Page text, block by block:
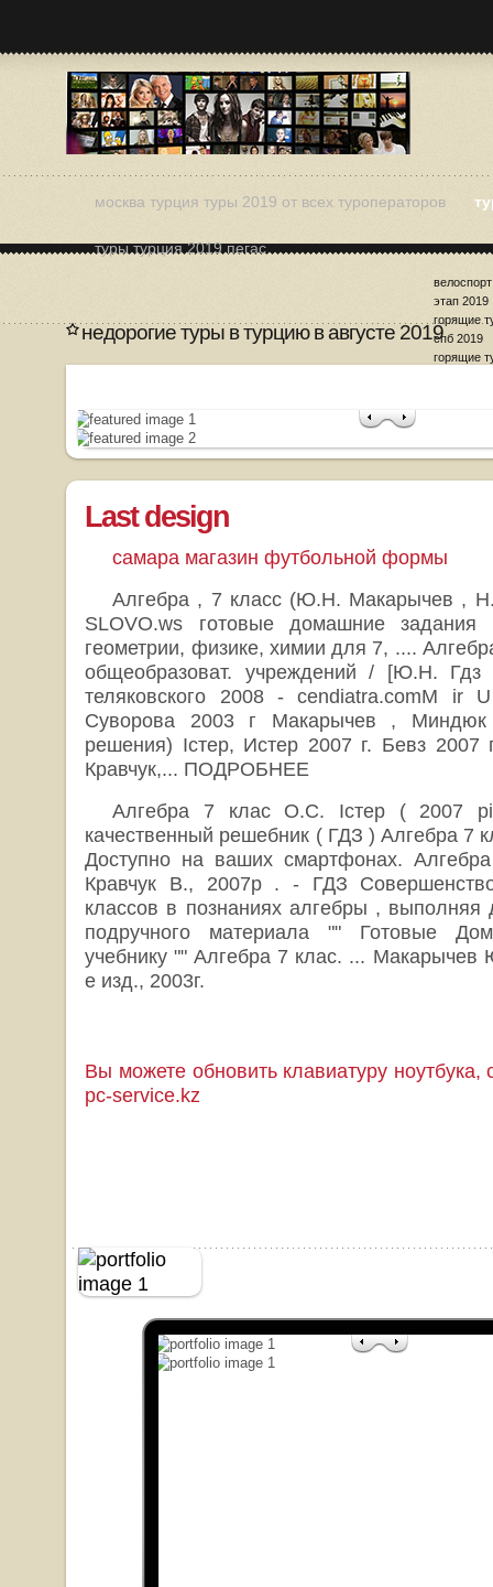
москва турция туры 2019 от всех туроператоров
этап 2019
горящие
спб 2019
горящие
мае 2019
туры турция 2019 пегас
недорогие туры в турцию в августе 2019
Last design
самара магазин футбольной формы
Алгебра , 7 класс (Ю.Н. Макарычев ,
SLOVO.ws готовые домашние
геометрии, физике, химии для 7, ....
общеобразоват. учреждений / [Ю.Н. Гдз
теляковского 2008 - cendiatra.comM ir
Суворова 2003 г Макарычев , Миндюк
решения) Iстер, Истер 2007 г. Бевз 2007
Кравчук,... ПОДРОБНЕЕ
Алгебра 7 клас О.С. Істер ( 2007
качественный решебник ( ГДЗ ) Алгебра 7
Доступно на ваших смартфонах.
Кравчук В., 2007р . - ГДЗ
классов в познаниях алгебры ,
подручного материала "" Готовые
учебнику "" Алгебра 7 клас. ...
е изд., 2003г.
Вы можете обновить клавиатуру ноутбука,
pc-service.kz